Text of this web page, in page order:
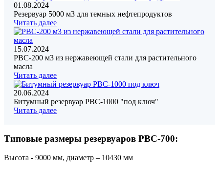
01.08.2024
Резервуар 5000 м3 для темных нефтепродуктов
Читать далее
15.07.2024
РВС-200 м3 из нержавеющей стали для растительного
масла
Читать далее
20.06.2024
Битумный резервуар РВС-1000 "под ключ"
Читать далее
Типовые размеры резервуаров РВС-700:
Высота - 9000 мм, диаметр – 10430 мм